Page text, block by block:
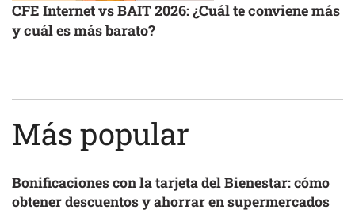
CFE Internet vs BAIT 2026: ¿Cuál te conviene más
y cuál es más barato?
Más popular
Bonificaciones con la tarjeta del Bienestar: cómo
obtener descuentos y ahorrar en supermercados